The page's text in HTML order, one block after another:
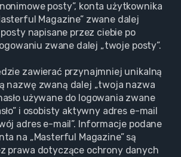
posty”, konta użytkownika
Magazine” zwane dalej
napisane przez ciebie po
zwane dalej „twoje posty”.
zawierać przynajmniej unikalną
nazwę zwaną dalej „twoja nazwa
używane do logowania zwane
i osobisty aktywny adres e-mail
adres e-mail”. Informacje podane
na „Masterful Magazine” są
prawa dotyczące ochrony danych